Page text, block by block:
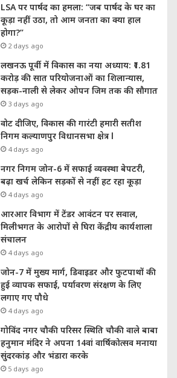
LSA पर पार्षद का हमला: “जब पार्षद के घर का
कूड़ा नहीं उठा, तो आम जनता का क्या हाल
होगा?”
2 days ago
लखनऊ पूर्वी में विकास का नया अध्याय: ₹1.81
करोड़ की सात परियोजनाओं का शिलान्यास,
सड़क-नाली से लेकर ओपन जिम तक की सौगात
3 days ago
वोट दीजिए, विकास की गारंटी हमारी सतीश
निगम कल्याणपुर विधानसभा क्षेत्र l
4 days ago
नगर निगम जोन-6 में सफाई व्यवस्था बेपटरी,
बढ़ा खर्च लेकिन सड़कों से नहीं हट रहा कूड़ा
4 days ago
आरआर विभाग में टेंडर आवंटन पर सवाल,
मिलीभगत के आरोपों से घिरा केंद्रीय कार्यशाला
संचालन
4 days ago
जोन-7 में मुख्य मार्ग, डिवाइडर और फुटपाथों की
हुई व्यापक सफाई, पर्यावरण संरक्षण के लिए
लगाए गए पौधे
4 days ago
गोविंद नगर चौकी परिसर स्थिति चौकी वाले बाबा
हनुमान मंदिर ने अपना 14वां वार्षिकोत्सव मनाया
सुंदरकांड़ और भंडारा करके
5 days ago